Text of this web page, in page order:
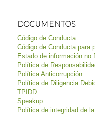
DOCUMENTOS
Código de Conducta
Código de Conducta para
Estado de información no
Política de
Política Anticorrupción
Política de Diligencia
TPIDD
Speakup
Política de integridad de